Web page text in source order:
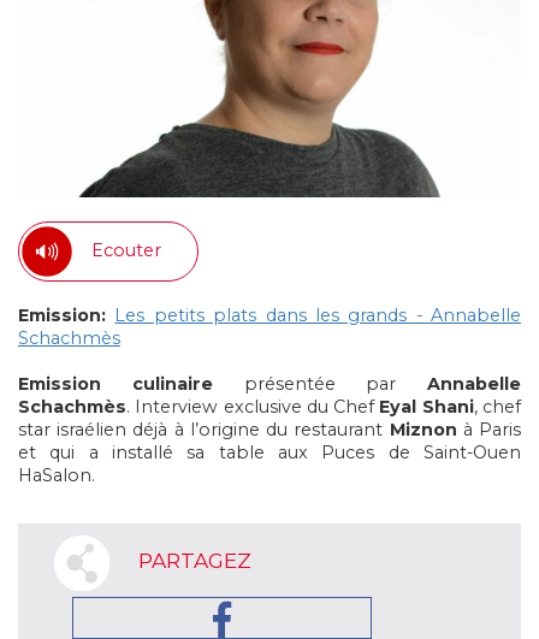
Ecouter
Emission: Les petits plats dans les grands - Annabelle
Schachmès
Emission culinaireprésentée par Annabelle
Schachmès. Interview exclusive du Chef Eyal Shani, chef
star israélien déjà à l’origine du restaurant Miznon à Paris
et qui a installé sa table aux Puces de Saint-Ouen
HaSalon.
PARTAGEZ